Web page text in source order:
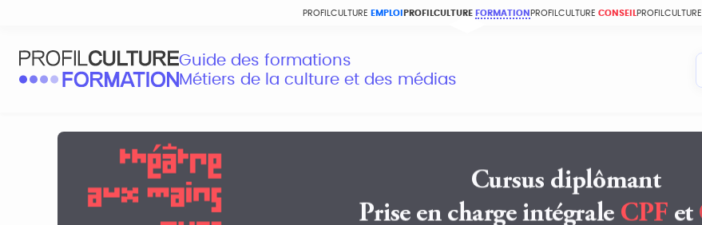
PROFILCULTURE EMPLOI PROFILCULTURE FORMATION PROFILCULTURE CONSEIL PROFILCULTURE
Guide des formations
Métiers de la culture et des médias